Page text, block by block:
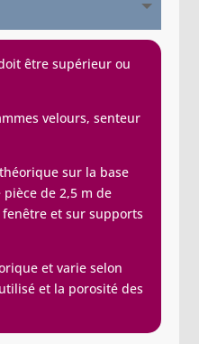
être supérieur ou
velours, senteur
sur la base
de 2,5 m de
et sur supports
et varie selon
et la porosité des